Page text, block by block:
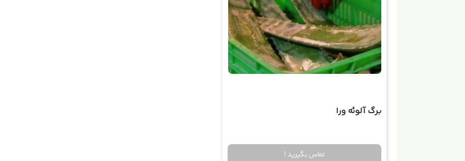
برگ آلوئه ورا
تماس بگیرید !